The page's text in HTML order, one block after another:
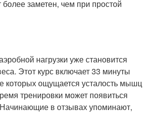
более заметен, чем при простой
нагрузки уже становится
Этот курс включает 33 минуты
которых ощущается усталость мышц
тренировки может появиться
Начинающие в отзывах упоминают,